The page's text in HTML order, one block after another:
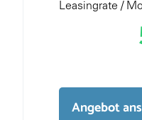
Leasingrate /
Angebot